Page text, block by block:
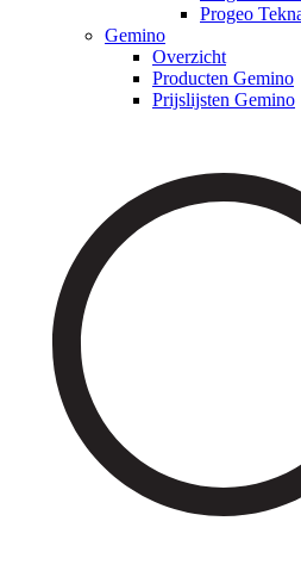
Progeo
Gemino
Overzicht
Producten Gemino
Prijslijsten Gemino